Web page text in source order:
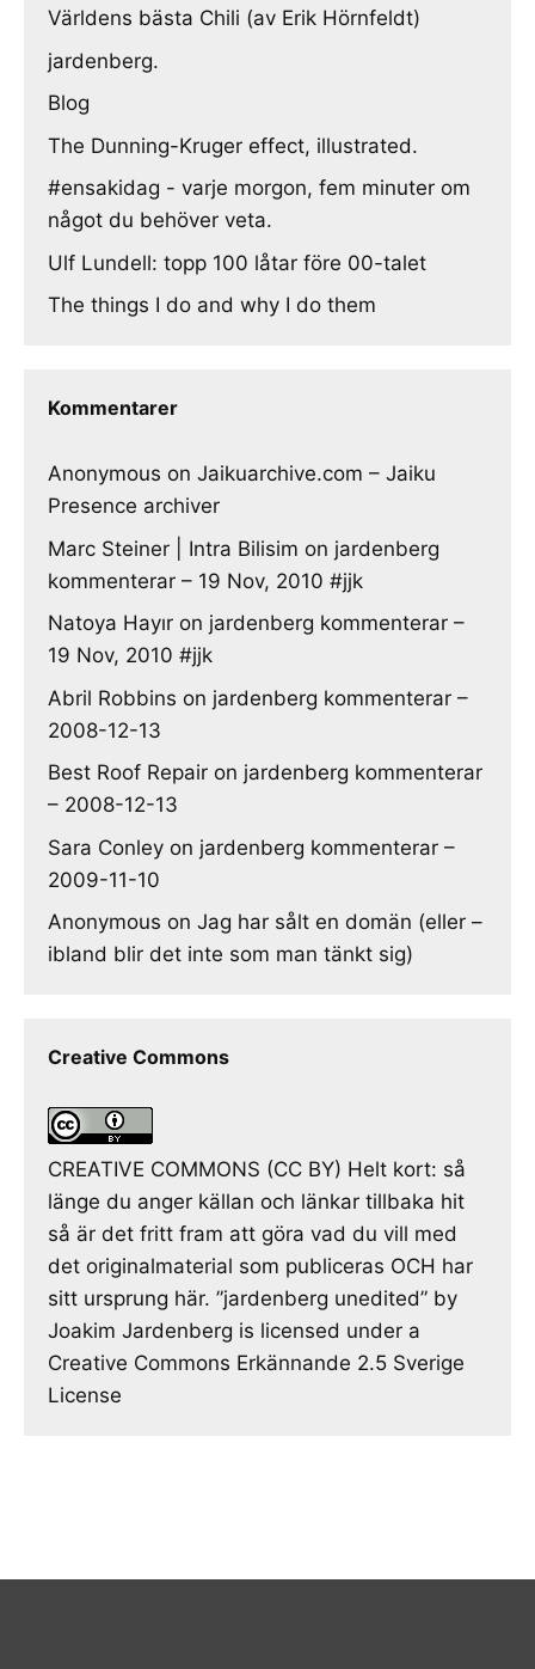
Världens bästa Chili (av Erik Hörnfeldt)
jardenberg.
Blog
The Dunning-Kruger effect, illustrated.
#ensakidag - varje morgon, fem minuter om
något du behöver veta.
Ulf Lundell: topp 100 låtar före 00-talet
The things I do and why I do them
Kommentarer
Anonymous on Jaikuarchive.com – Jaiku
Presence archiver
Marc Steiner | Intra Bilisim on jardenberg
kommenterar – 19 Nov, 2010 #jjk
Natoya Hayır on jardenberg kommenterar –
19 Nov, 2010 #jjk
Abril Robbins on jardenberg kommenterar –
2008-12-13
Best Roof Repair on jardenberg kommenterar
– 2008-12-13
Sara Conley on jardenberg kommenterar –
2009-11-10
Anonymous on Jag har sålt en domän (eller –
ibland blir det inte som man tänkt sig)
Creative Commons
CREATIVE COMMONS (CC BY) Helt kort: så
länge du anger källan och länkar tillbaka hit
så är det fritt fram att göra vad du vill med
det originalmaterial som publiceras OCH har
sitt ursprung här. ”jardenberg unedited” by
Joakim Jardenberg is licensed under a
Creative Commons Erkännande 2.5 Sverige
License